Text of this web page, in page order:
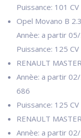
Puissance: 101 CV
Opel Movano B
Annèe: a partir
Puissance: 125 CV
RENAULT
Annèe: a partir
686
Puissance: 125 CV
RENAULT
Annèe: a partir